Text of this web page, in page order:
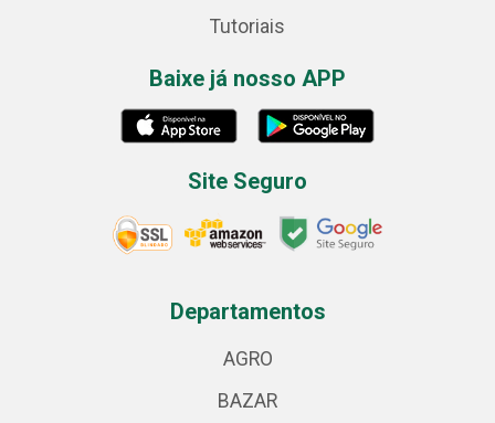
Tutoriais
Baixe já nosso APP
Site Seguro
Departamentos
AGRO
BAZAR